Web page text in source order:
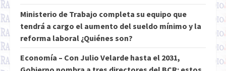
Ministerio de Trabajo completa su equipo que
tendrá a cargo el aumento del sueldo mínimo y la
reforma laboral ¿Quiénes son?
Economía – Con Julio Velarde hasta el 2031,